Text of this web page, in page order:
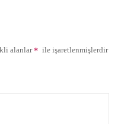
alanlar ile işaretlenmişlerdir